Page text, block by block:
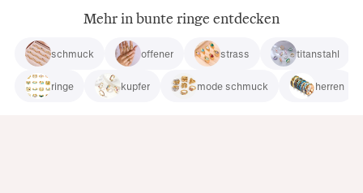
Mehr in bunte ringe entdecken
schmuck offener strass titanstahl
ringe kupfer mode schmuck herren